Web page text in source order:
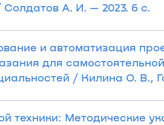
А. И. — 2023. 6 с.
и автоматизация
для
/ Килина О. В.,
техники: Методические